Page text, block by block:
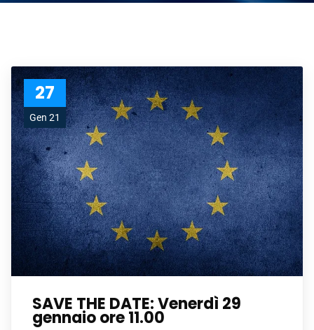
27
Gen 21
SAVE THE DATE: Venerdì 29
gennaio ore 11.00